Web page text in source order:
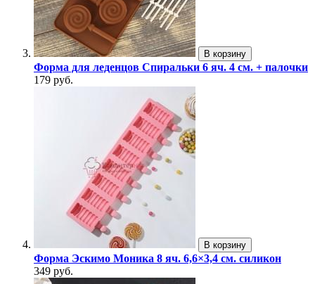
В корзину
Форма для леденцов Спиральки 6 яч. 4 см. + палочки
179 руб.
В корзину
Форма Эскимо Моника 8 яч. 6,6×3,4 см. силикон
349 руб.